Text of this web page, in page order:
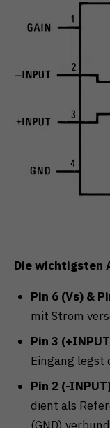
Die wichtigsten
Pin 6 (Vs) &
mit Strom
Pin 3
Eingang legst
Pin 2 (-
dient als
(GND)